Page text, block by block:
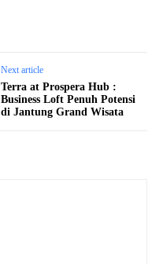
Next article
Terra at Prospera Hub :
Business Loft Penuh Potensi
di Jantung Grand Wisata